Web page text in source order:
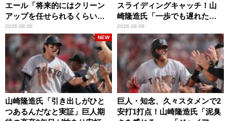
エール「将来的にはクリーン
アップを任せられるくらいま
では成長して」
2026.08.06
スライディングキャッチ！山
崎隆造氏「一歩でも遅れた
ら…」
2026.08.06
山崎隆造氏「引き出しがひと
つあるんだなと実証」巨人期
NEW
巨人・知念、久々スタメンで2
安打1打点！山崎隆造氏「泥臭